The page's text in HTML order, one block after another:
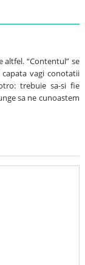
“Contentul” se
capata vagi conotatii
trebuie sa-si fie
sa ne cunoastem